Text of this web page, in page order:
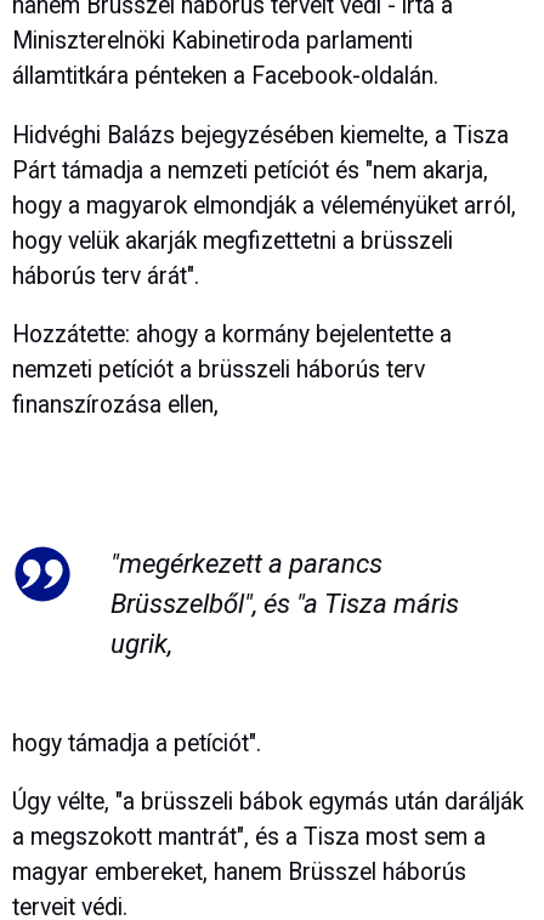
hanem Brüsszel háborús terveit védi - írta a
Miniszterelnöki Kabinetiroda parlamenti
államtitkára pénteken a Facebook-oldalán.
Hidvéghi Balázs bejegyzésében kiemelte, a Tisza
Párt támadja a nemzeti petíciót és "nem akarja,
hogy a magyarok elmondják a véleményüket arról,
hogy velük akarják megfizettetni a brüsszeli
háborús terv árát".
Hozzátette: ahogy a kormány bejelentette a
nemzeti petíciót a brüsszeli háborús terv
finanszírozása ellen,
"megérkezett a parancs
Brüsszelből", és "a Tisza máris
ugrik,
hogy támadja a petíciót".
Úgy vélte, "a brüsszeli bábok egymás után darálják
a megszokott mantrát", és a Tisza most sem a
magyar embereket, hanem Brüsszel háborús
terveit védi.